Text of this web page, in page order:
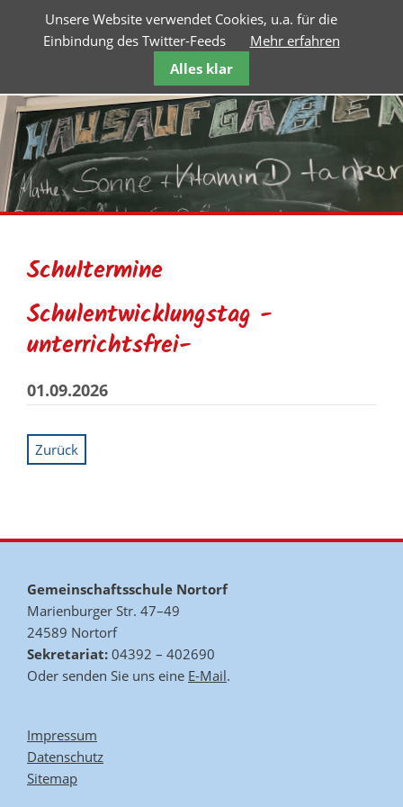
Schultermine
Schulentwicklungstag -
unterrichtsfrei-
01.09.2026
Zurück
Gemeinschaftsschule Nortorf
Marienburger Str. 47–49
24589 Nortorf
Sekretariat: 04392 – 402690
Oder senden Sie uns eine E-Mail.
Impressum
Datenschutz
Sitemap
Unsere Website verwendet Cookies, u.a. für die
Einbindung des Twitter-Feeds
Mehr erfahren
Alles klar